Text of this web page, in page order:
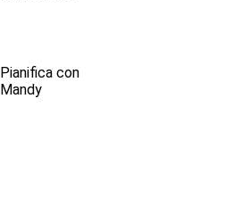
Pianifica con
Mandy